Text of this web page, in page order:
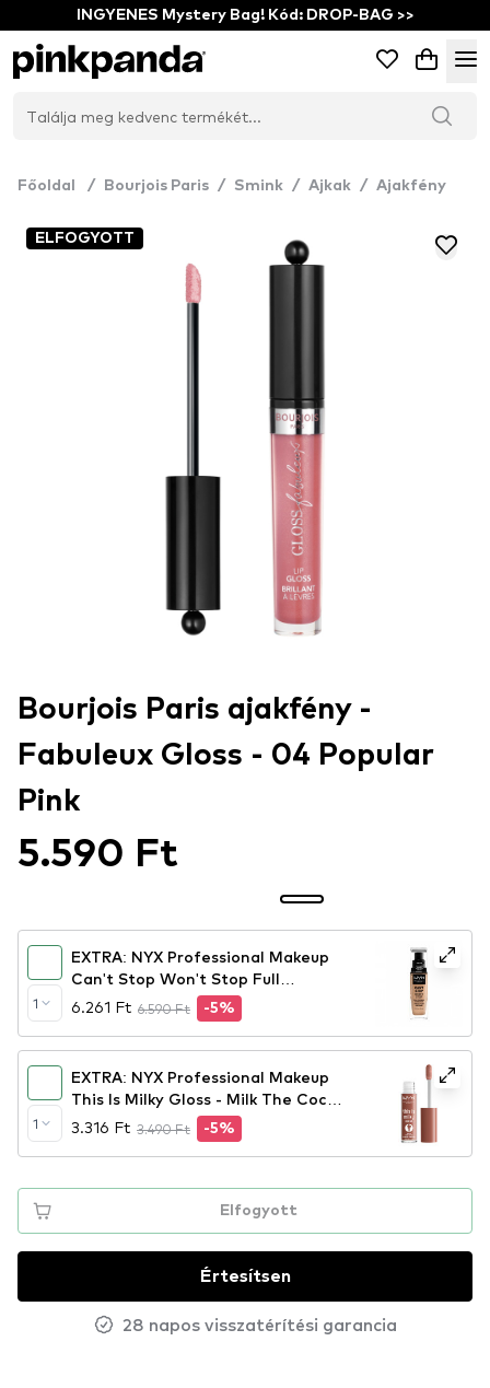
INGYENES Mystery Bag! Kód: DROP-BAG >>
Főoldal / Bourjois Paris / Smink / Ajkak / Ajakfény
ELFOGYOTT
Bourjois Paris ajakfény -
Fabuleux Gloss - 04 Popular
Pink
5.590 Ft
1
EXTRA: NYX Professional Makeup
Can't Stop Won't Stop Full
Coverage Foundation teljes fedésű
alapozó - True Beige
6.261 Ft 6.590 Ft -5%
1
EXTRA: NYX Professional Makeup
This Is Milky Gloss - Milk The Coco
(TIMG20) - szájfény
3.316 Ft 3.490 Ft -5%
Elfogyott
Értesítsen
28 napos visszatérítési garancia